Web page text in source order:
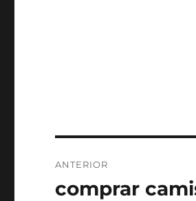
de
ANTERIOR
Entrada
comprar